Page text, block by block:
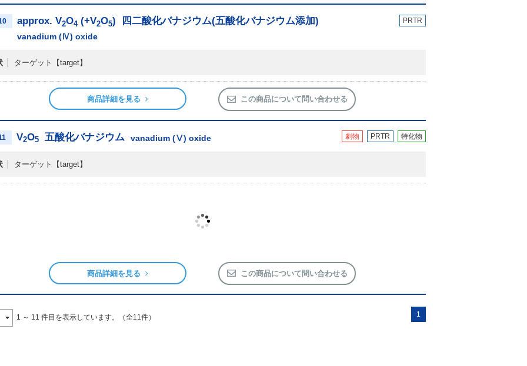
approx. V2O4 (+V2O5) 四二酸化バナジウム(五酸化バナジウム添加)
vanadium (Ⅳ) oxide
PRTR
ターゲット 【target】
商品詳細を見る この商品について問い合わせる
V2O5 五酸化バナジウム vanadium (Ⅴ) oxide 劇物 PRTR 特化物
ターゲット 【target】